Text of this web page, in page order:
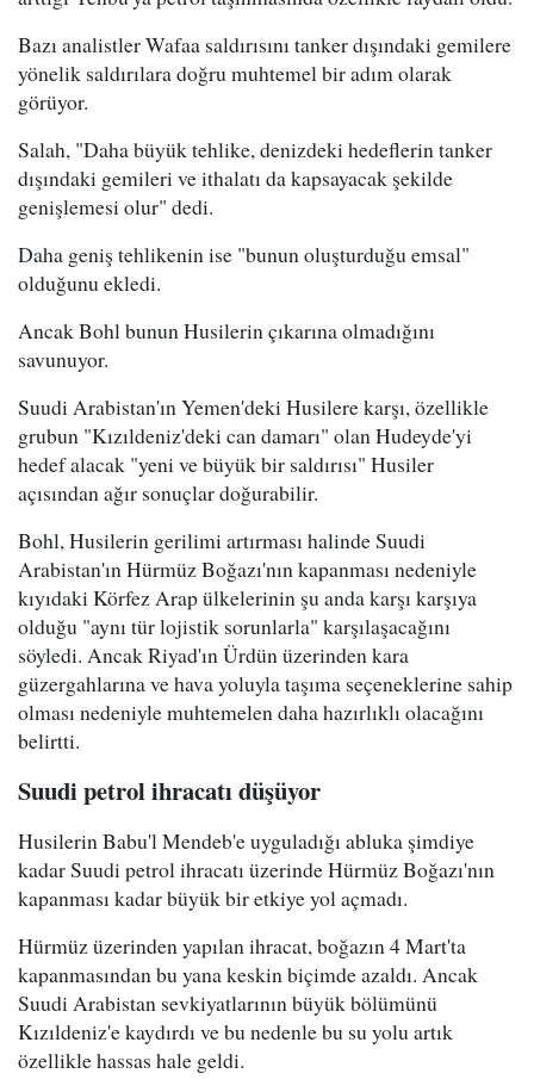
Bazı analistler Wafaa saldırısını tanker dışındaki gemilere
yönelik saldırılara doğru muhtemel bir adım olarak
görüyor.
Salah, "Daha büyük tehlike, denizdeki hedeflerin tanker
dışındaki gemileri ve ithalatı da kapsayacak şekilde
genişlemesi olur" dedi.
Daha geniş tehlikenin ise "bunun oluşturduğu emsal"
olduğunu ekledi.
Ancak Bohl bunun Husilerin çıkarına olmadığını
savunuyor.
Suudi Arabistan'ın Yemen'deki Husilere karşı, özellikle
grubun "Kızıldeniz'deki can damarı" olan Hudeyde'yi
hedef alacak "yeni ve büyük bir saldırısı" Husiler
açısından ağır sonuçlar doğurabilir.
Bohl, Husilerin gerilimi artırması halinde Suudi
Arabistan'ın Hürmüz Boğazı'nın kapanması nedeniyle
kıyıdaki Körfez Arap ülkelerinin şu anda karşı karşıya
olduğu "aynı tür lojistik sorunlarla" karşılaşacağını
söyledi. Ancak Riyad'ın Ürdün üzerinden kara
güzergahlarına ve hava yoluyla taşıma seçeneklerine sahip
olması nedeniyle muhtemelen daha hazırlıklı olacağını
belirtti.
Suudi petrol ihracatı düşüyor
Husilerin Babu'l Mendeb'e uyguladığı abluka şimdiye
kadar Suudi petrol ihracatı üzerinde Hürmüz Boğazı'nın
kapanması kadar büyük bir etkiye yol açmadı.
Hürmüz üzerinden yapılan ihracat, boğazın 4 Mart'ta
kapanmasından bu yana keskin biçimde azaldı. Ancak
Suudi Arabistan sevkiyatlarının büyük bölümünü
Kızıldeniz'e kaydırdı ve bu nedenle bu su yolu artık
özellikle hassas hale geldi.